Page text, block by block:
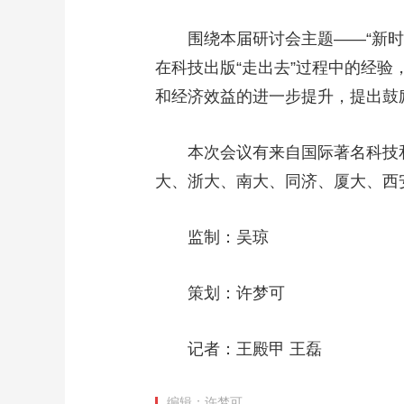
乡村振兴 生态环境 一带一路
大国展会 大国保险 云顶对话
CCTV.节目官网 直播 节目单 栏目 片库
围绕本届研讨会主题——“新时
在科技出版“走出去”过程中的经验
和经济效益的进一步提升，提出
本次会议有来自国际著名科
大、浙大、南大、同济、厦大、
监制：吴琼
策划：许梦可
记者：王殿甲 王磊